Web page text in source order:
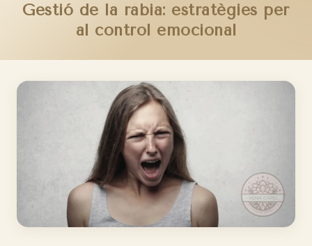
Gestió de la ràbia: estratègies per
al control emocional